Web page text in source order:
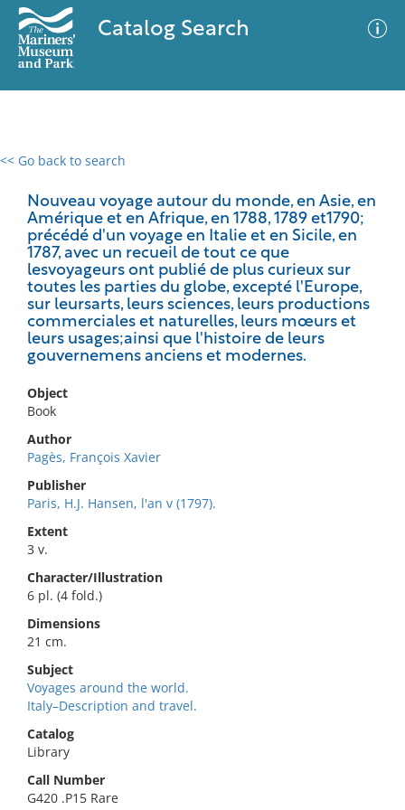
Catalog Search
<< Go back to search
Nouveau voyage autour du monde, en Asie, en
Amérique et en Afrique, en 1788, 1789 et1790;
précédé d'un voyage en Italie et en Sicile, en
1787, avec un recueil de tout ce que
lesvoyageurs ont publié de plus curieux sur
toutes les parties du globe, excepté l'Europe,
sur leursarts, leurs sciences, leurs productions
commerciales et naturelles, leurs mœurs et
leurs usages;ainsi que l'histoire de leurs
gouvernemens anciens et modernes.
Object
Book
Author
Pagès, François Xavier
Publisher
Paris, H.J. Hansen, l'an v (1797).
Extent
3 v.
Character/Illustration
6 pl. (4 fold.)
Dimensions
21 cm.
Subject
Voyages around the world.
Italy–Description and travel.
Catalog
Library
Call Number
G420 .P15 Rare
0 results
No results meet your criteria